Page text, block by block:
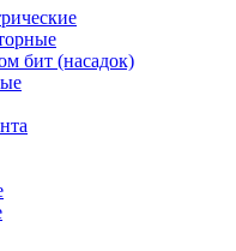
бит (насадок)